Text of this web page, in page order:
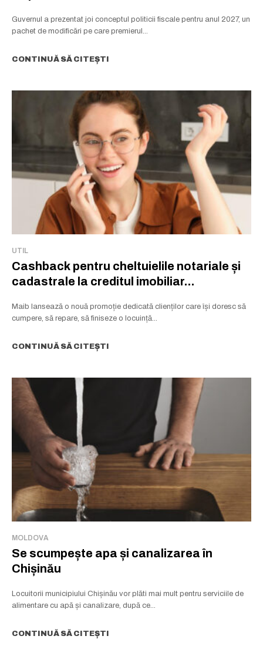
Guvernul a prezentat joi conceptul politicii fiscale pentru anul 2027, un
pachet de modificări pe care premierul...
CONTINUĂ SĂ CITEȘTI
UTIL
Cashback pentru cheltuielile notariale și
cadastrale la creditul imobiliar...
Maib lansează o nouă promoție dedicată clienților care își doresc să
cumpere, să repare, să finiseze o locuință...
CONTINUĂ SĂ CITEȘTI
MOLDOVA
Se scumpește apa și canalizarea în
Chișinău
Locuitorii municipiului Chișinău vor plăti mai mult pentru serviciile de
alimentare cu apă și canalizare, după ce...
CONTINUĂ SĂ CITEȘTI